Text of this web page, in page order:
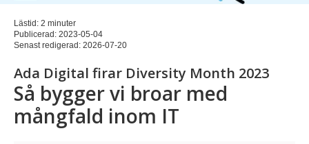
Lästid: 2 minuter
Publicerad: 2023-05-04
Senast redigerad: 2026-07-20
Ada Digital firar Diversity Month 2023
Så bygger vi broar med
mångfald inom IT